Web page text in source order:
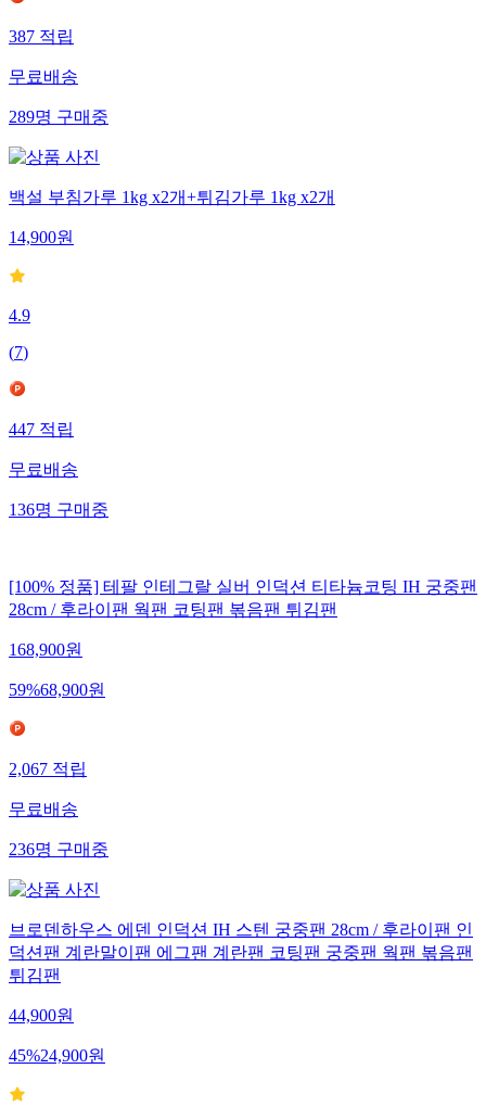
387적립
무료배송
289명구매중
백설 부침가루 1kg x2개+튀김가루 1kg x2개
14,900원
4.9
(7)
447적립
무료배송
136명구매중
[100% 정품] 테팔 인테그랄 실버 인덕션 티타늄코팅 IH 궁중팬
28cm / 후라이팬 웍팬 코팅팬 볶음팬 튀김팬
168,900원
59%68,900원
2,067적립
무료배송
236명구매중
브로덴하우스 에덴 인덕션 IH 스텐 궁중팬 28cm / 후라이팬 인
덕션팬 계란말이팬 에그팬 계란팬 코팅팬 궁중팬 웍팬 볶음팬
튀김팬
44,900원
45%24,900원